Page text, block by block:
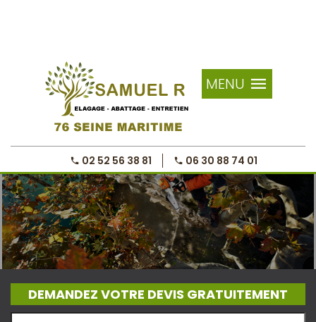
MENU
02 52 56 38 81 06 30 88 74 01
DEMANDEZ VOTRE DEVIS GRATUITEMENT